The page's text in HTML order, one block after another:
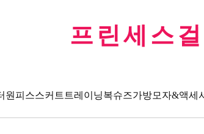
프린세스걸
원피스스커트 트레이닝복슈즈가방모자&액세